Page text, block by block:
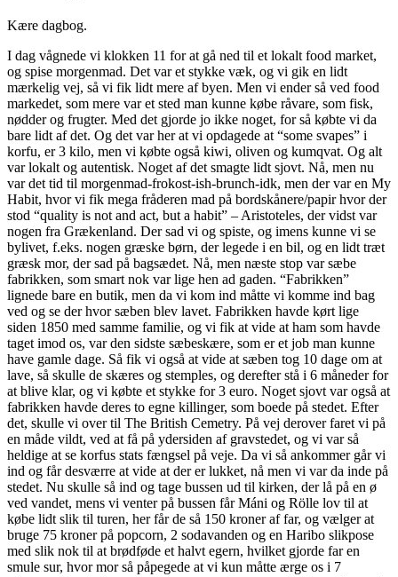
Kære dagbog.
I dag vågnede vi klokken 11 for at gå ned til et lokalt food market,
og spise morgenmad. Det var et stykke væk, og vi gik en lidt
mærkelig vej, så vi fik lidt mere af byen. Men vi ender så ved food
markedet, som mere var et sted man kunne købe råvare, som fisk,
nødder og frugter. Med det gjorde jo ikke noget, for så købte vi da
bare lidt af det. Og det var her at vi opdagede at “some svapes” i
korfu, er 3 kilo, men vi købte også kiwi, oliven og kumqvat. Og alt
var lokalt og autentisk. Noget af det smagte lidt sjovt. Nå, men nu
var det tid til morgenmad-frokost-ish-brunch-idk, men der var en My
Habit, hvor vi fik mega fråderen mad på bordskånere/papir hvor der
stod “quality is not and act, but a habit” – Aristoteles, der vidst var
nogen fra Grækenland. Der sad vi og spiste, og imens kunne vi se
bylivet, f.eks. nogen græske børn, der legede i en bil, og en lidt træt
græsk mor, der sad på bagsædet. Nå, men næste stop var sæbe
fabrikken, som smart nok var lige hen ad gaden. “Fabrikken”
lignede bare en butik, men da vi kom ind måtte vi komme ind bag
ved og se der hvor sæben blev lavet. Fabrikken havde kørt lige
siden 1850 med samme familie, og vi fik at vide at ham som havde
taget imod os, var den sidste sæbeskære, som er et job man kunne
have gamle dage. Så fik vi også at vide at sæben tog 10 dage om at
lave, så skulle de skæres og stemples, og derefter stå i 6 måneder for
at blive klar, og vi købte et stykke for 3 euro. Noget sjovt var også at
fabrikken havde deres to egne killinger, som boede på stedet. Efter
det, skulle vi over til The British Cemetry. På vej derover faret vi på
en måde vildt, ved at få på ydersiden af gravstedet, og vi var så
heldige at se korfus stats fængsel på veje. Da vi så ankommer går vi
ind og får desværre at vide at der er lukket, nå men vi var da inde på
stedet. Nu skulle så ind og tage bussen ud til kirken, der lå på en ø
ved vandet, mens vi venter på bussen får Máni og Rölle lov til at
købe lidt slik til turen, her får de så 150 kroner af far, og vælger at
bruge 75 kroner på popcorn, 2 sodavanden og en Haribo slikpose
med slik nok til at brødføde et halvt egern, hvilket gjorde far en
smule sur, hvor mor så påpegede at vi kun måtte ærge os i 7